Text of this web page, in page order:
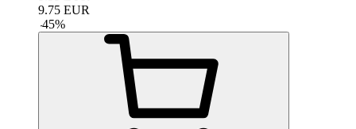
9.75 EUR
-45%